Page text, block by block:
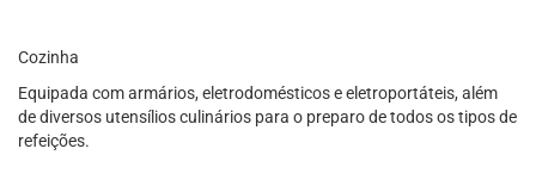
Cozinha
Equipada com armários, eletrodomésticos e eletroportáteis, além
de diversos utensílios culinários para o preparo de todos os tipos de
refeições.